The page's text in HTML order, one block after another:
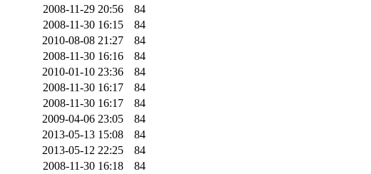
2008-11-29 20:56
84
2008-11-30 16:15
84
2010-08-08 21:27
84
2008-11-30 16:16
84
2010-01-10 23:36
84
2008-11-30 16:17
84
2008-11-30 16:17
84
2009-04-06 23:05
84
2013-05-13 15:08
84
2013-05-12 22:25
84
2008-11-30 16:18
84